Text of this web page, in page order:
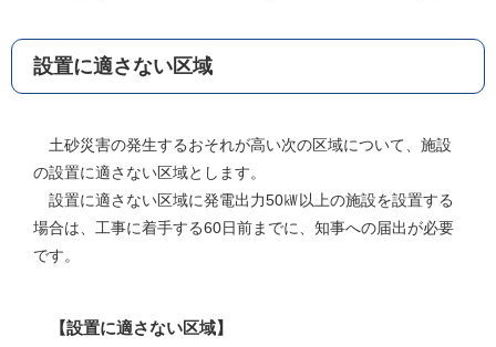
設置に適さない区域
土砂災害の発生するおそれが高い次の区域について、施設
の設置に適さない区域とします。
設置に適さない区域に発電出力50㎾以上の施設を設置する
場合は、工事に着手する60日前までに、知事への届出が必要
です。
【設置に適さない区域】